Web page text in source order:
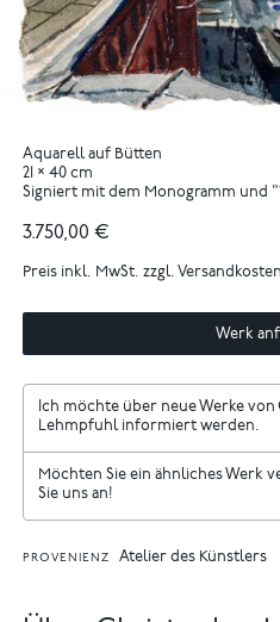
Aquarell auf Bütten
21 × 40 cm
Signiert mit dem Monogramm und
3.750,00 €
Preis inkl. MwSt. zzgl.
Werk
Ich möchte über neue Werke
Lehmpfuhl informiert werden.
Möchten Sie ein ähnliches Werk
Sie uns an!
PROVENIENZ Atelier des Künstlers